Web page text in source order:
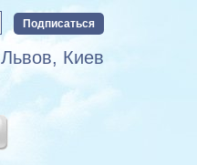
Львов, Киев